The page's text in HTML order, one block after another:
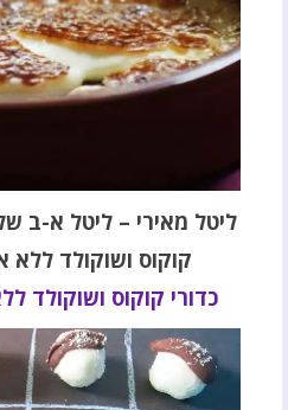
ליטל מאירי – ליטל א-ב
קוקוס ושוקולד ללא
כדורי קוקוס ושוקולד